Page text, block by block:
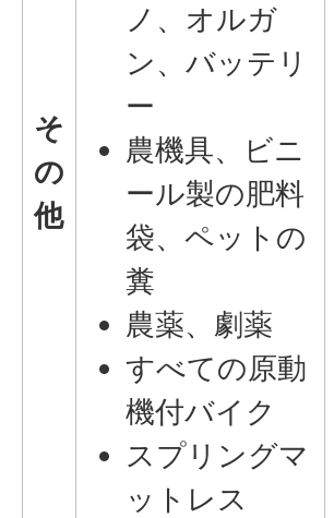
そ
の
他
ノ、オルガ
ン、バッテリ
ー
農機具、ビニ
ール製の肥料
袋、ペットの
糞
農薬、劇薬
すべての原動
機付バイク
スプリングマ
ットレス